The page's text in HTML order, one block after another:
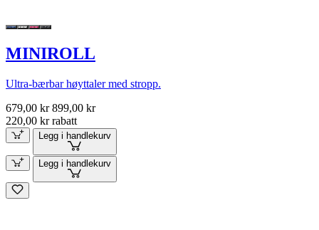
MINIROLL
Ultra-bærbar høyttaler med stropp.
679,00 kr 899,00 kr
220,00 kr rabatt
Legg i handlekurv
Legg i handlekurv